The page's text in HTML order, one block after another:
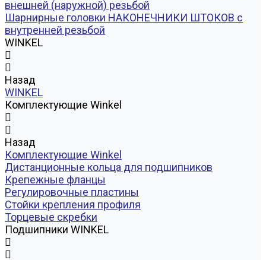
внешней (наружной) резьбой
Шарнирные головки НАКОНЕЧНИКИ ШТОКОВ с
внутренней резьбой
WINKEL
Назад
WINKEL
Комплектующие Winkel
Назад
Комплектующие Winkel
Дистанционные кольца для подшипников
Крепежные фланцы
Регулировочные пластины
Стойки крепления профиля
Торцевые скребки
Подшипники WINKEL